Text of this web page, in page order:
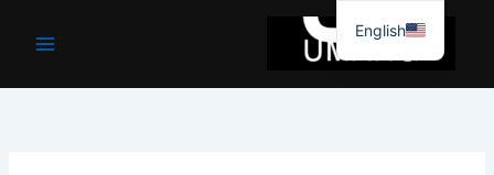
جائیں۔
English